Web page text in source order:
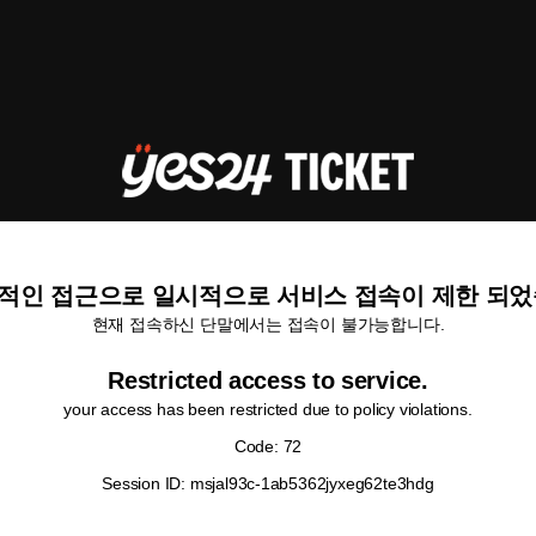
인 접근으로 일시적으로 서비스 접속이 제한 되
현재 접속하신 단말에서는 접속이 불가능합니다.
Restricted access to service.
your access has been restricted due to policy violations.
Code: 72
Session ID: msjal93c-1ab5362jyxeg62te3hdg